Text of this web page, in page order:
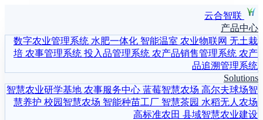
云合智联
产品中心
数字农业管理系统 水肥一体化 智能温室 农业物联网 无土栽
培 农事管理系统 投入品管理系统 农产品销售管理系统 农产
品追溯管理系统
Solutions
智慧农业研学基地 农事服务中心 蓝莓智慧农场 高尔夫球场智
慧养护 校园智慧农场 智能种苗工厂 智慧茶园 水稻无人农场
高标准农田 县域智慧农业建设